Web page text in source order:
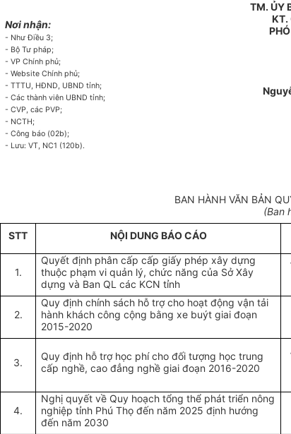
Nơi nhận:
- Như Điều 3;
- Bộ Tư pháp;
- VP Chính phủ;
- Website Chính phủ;
- TTTU, HĐND, UBND tỉnh;
- Các thành viên UBND tỉnh;
- CVP, các PVP;
- NCTH;
- Công báo (02b);
- Lưu: VT, NC1 (120b).
TM. ỦY
KT.
BAN HÀNH VĂN BẢN
(Ban
STT
NỘI DUNG BÁO CÁO
1.
Quyết định phân cấp cấp giấy phép xây dựng
thuộc phạm vi quản lý, chức năng của Sở Xây
dựng và Ban QL các KCN tỉnh
2.
Quy định chính sách hỗ trợ cho hoạt động vận tải
hành khách công cộng bằng xe buýt giai đoạn
2015-2020
3.
Quy định hỗ trợ học phí cho đối tượng học trung
cấp nghề, cao đẳng nghề giai đoạn 2016-2020
4.
Nghị quyết về Quy hoạch tổng thể phát triển nông
nghiệp tỉnh Phú Thọ đến năm 2025 định hướng
đến năm 2030